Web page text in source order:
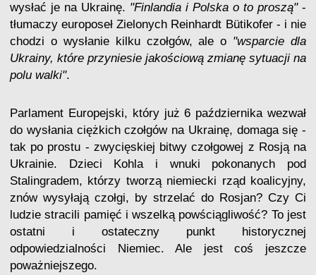
wysłać je na Ukrainę. "Finlandia i Polska o to proszą"-
tłumaczy europoseł Zielonych Reinhardt Bütikofer - i nie
chodzi o wysłanie kilku czołgów, ale o "wsparcie dla
Ukrainy, które przyniesie jakościową zmianę sytuacji na
polu walki".
Parlament Europejski, który już 6 października wezwał
do wysłania ciężkich czołgów na Ukrainę, domaga się -
tak po prostu - zwycięskiej bitwy czołgowej z Rosją na
Ukrainie. Dzieci Kohla i wnuki pokonanych pod
Stalingradem, którzy tworzą niemiecki rząd koalicyjny,
znów wysyłają czołgi, by strzelać do Rosjan? Czy Ci
ludzie stracili pamięć i wszelką powściągliwość? To jest
ostatni i ostateczny punkt historycznej
odpowiedzialności Niemiec. Ale jest coś jeszcze
poważniejszego.